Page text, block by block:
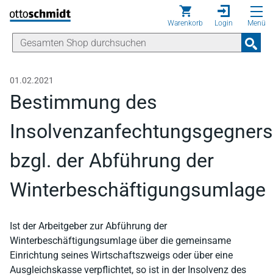
Direkt zum Inhalt
Warenkorb Login Menü
01.02.2021
Bestimmung des
Insolvenzanfechtungsgegners
bzgl. der Abführung der
Winterbeschäftigungsumlage
Ist der Arbeitgeber zur Abführung der
Winterbeschäftigungsumlage über die gemeinsame
Einrichtung seines Wirtschaftszweigs oder über eine
Ausgleichskasse verpflichtet, so ist in der Insolvenz des